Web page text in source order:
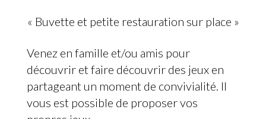
« Buvette et petite restauration sur place »
Venez en famille et/ou amis pour
découvrir et faire découvrir des jeux en
partageant un moment de convivialité. Il
vous est possible de proposer vos